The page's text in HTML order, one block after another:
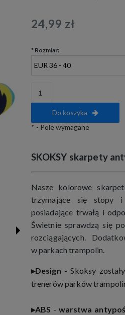
24,99 zł
* Rozmiar:
Do koszyka
* - Pole wymagane
SKOKSY skarpety
Nasze kolorowe
trzymające się stopy i
posiadające trwałą i
Świetnie sprawdzą się
rozciągających.
w parkach trampolin.
▸Design - Skoksy
trenerów parków
▸ABS - warstwa